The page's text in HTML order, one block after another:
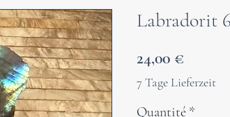
Labradorit
24,00 €
7 Tage Lieferzeit
Quantité *